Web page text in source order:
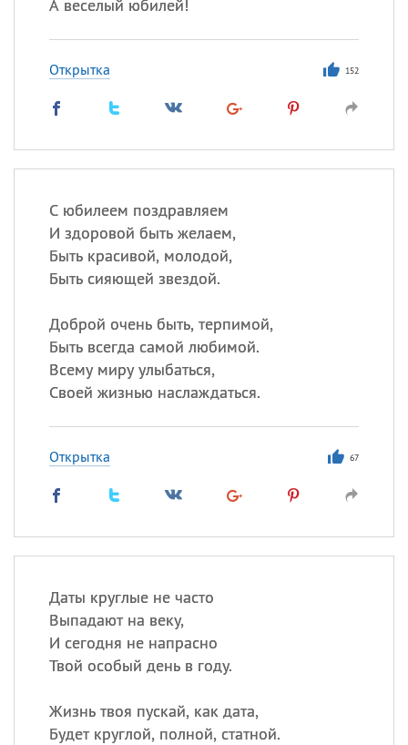
А веселый юбилей!
Открытка 152
С юбилеем поздравляем
И здоровой быть желаем,
Быть красивой, молодой,
Быть сияющей звездой.
Доброй очень быть, терпимой,
Быть всегда самой любимой.
Всему миру улыбаться,
Своей жизнью наслаждаться.
Открытка 67
Даты круглые не часто
Выпадают на веку,
И сегодня не напрасно
Твой особый день в году.
Жизнь твоя пускай, как дата,
Будет круглой, полной, статной.